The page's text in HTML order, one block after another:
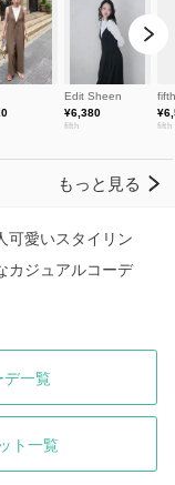
可愛いスタイリン
カジュアルコーデ
デ一覧
ト一覧